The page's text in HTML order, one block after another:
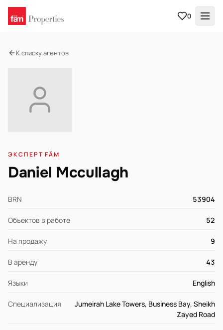
0
К списку агентов
ЭКСПЕРТ FÄM
Daniel Mccullagh
BRN 53904
Объектов в работе 52
На продажу 9
В аренду 43
Языки English
Специализация
Jumeirah Lake Towers, Business Bay, Sheikh
Zayed Road